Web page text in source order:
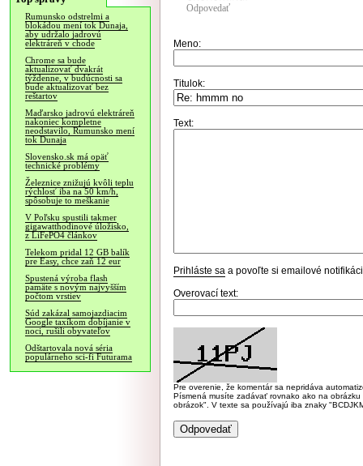
Rumunsko odstrelmi a
blokádou mení tok Dunaja,
aby udržalo jadrovú
elektráreň v chode
Chrome sa bude
aktualizovať dvakrát
týždenne, v budúcnosti sa
bude aktualizovať bez
reštartov
Maďarsko jadrovú elektráreň
nakoniec kompletne
neodstavilo, Rumunsko mení
tok Dunaja
Slovensko.sk má opäť
technické problémy
Železnice znižujú kvôli teplu
rýchlosť iba na 50 km/h,
spôsobuje to meškanie
V Poľsku spustili takmer
gigawatthodinové úložisko,
z LiFePO4 článkov
Telekom pridal 12 GB balík
pre Easy, chce zaň 12 eur
Spustená výroba flash
pamäte s novým najvyšším
počtom vrstiev
Súd zakázal samojazdiacim
Google taxíkom dobíjanie v
noci, rušili obyvateľov
Odštartovala nová séria
populárneho sci-fi Futurama
Odpovedať
Meno:
Titulok:
Text:
Prihláste sa a povoľte si emailové
Overovací text:
Pre overenie, že komentár sa nepridáva
Písmená musíte zadávať rovnako ako na
obrázok". V texte sa používajú iba znaky